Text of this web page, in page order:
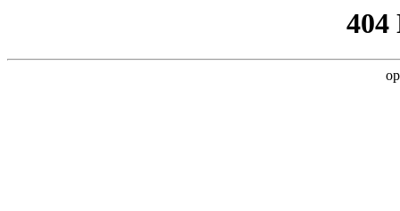
404